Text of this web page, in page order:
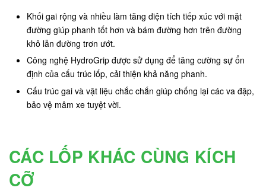
Khối gai rộng và nhiều làm tăng diện tích tiếp xúc với mặt
đường giúp phanh tốt hơn và bám đường hơn trên đường
khô lẫn đường trơn ướt.
Công nghệ HydroGrip được sử dụng để tăng cường sự ổn
định của cấu trúc lốp, cải thiện khả năng phanh.
Cấu trúc gai và vật liệu chắc chắn giúp chống lại các va đập,
bảo vệ mâm xe tuyệt vời.
CÁC LỐP KHÁC CÙNG KÍCH
CỠ